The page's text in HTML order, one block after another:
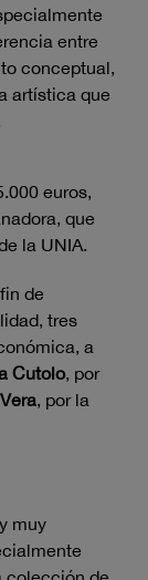
entre
conceptual,
artística que
euros,
que
la UNIA.
de
tres
a
Cutolo, por
, por la
muy